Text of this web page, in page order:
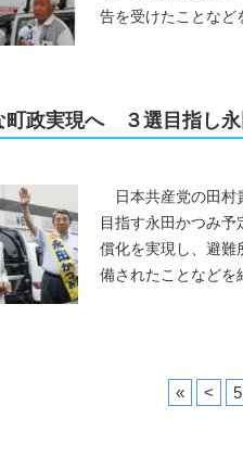
告を受けたことなど
町政実現へ ３選目指し
日本共産党の田村
目指す永田かつみ
償化を実現し、避難
備されたことなどを
« < 5